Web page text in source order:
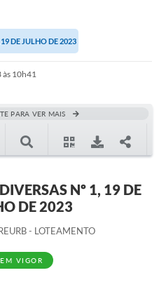
DE JULHO DE 2023
10h41
PARA VER MAIS
Nº 1, 19 DE
DE 2023
- LOTEAMENTO
EM VIGOR